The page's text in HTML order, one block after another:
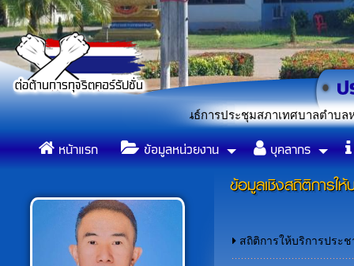
แก เรื่อง ประชาสัมพันธ์การประชุมสภาเทศบาลตำบลหนองแก สมัย
หน้าแรก ข้อมูลหน่วยงาน บุคลากร
ข้อมูลเชิงสถิติการใ
สถิติการให้บริการประ